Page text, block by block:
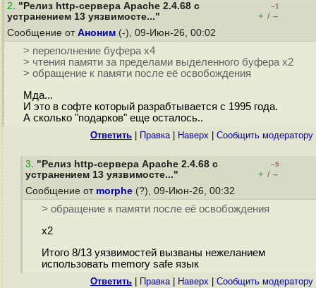
2. "Релиз http-сервера Apache 2.4.68 с
устранением 13 уязвимосте..."
–1
+ / –
Сообщение от Аноним (-), 09-Июн-26, 00:02
> переполнение буфера x4
> чтения памяти за пределами выделенного буфера x2
> обращение к памяти после её освобождения
Мда...
И это в софте который разрабтывается с 1995 года.
А сколько "подарков" еще осталось..
Ответить Правка| Наверх Cообщить модератору
3. "Релиз http-сервера Apache 2.4.68 с
устранением 13 уязвимосте..."
–5
+ / –
Сообщение от morphe (?), 09-Июн-26, 00:32
> обращение к памяти после её освобождения
x2
Итого 8/13 уязвимостей вызваны нежеланием
использовать memory safe язык
Ответить Правка| Наверх Cообщить модератору